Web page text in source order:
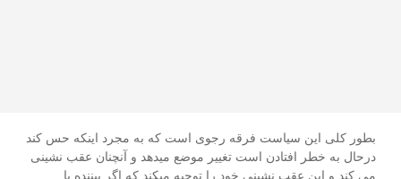
بطور کلی این سیاست فرقه رجوی است که به مجرد اینکه حس کند
درحال به خطر افتادن است تغییر موضع میدهد و آنچنان عقب نشینی
می کند و این عقب نشینی خود را توجیه میکند که اگر بیننده یا